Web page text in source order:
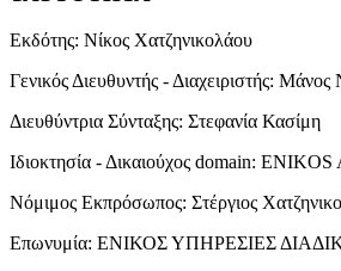
Εκδότης: Νίκος Χατζηνικολάου
Γενικός Διευθυντής - Διαχειριστής: Μάνος
Διευθύντρια Σύνταξης: Στεφανία Κασίμη
Ιδιοκτησία - Δικαιούχος domain: ENIKOS
Νόμιμος Εκπρόσωπος: Στέργιος
Επωνυμία: ΕΝΙΚΟΣ ΥΠΗΡΕΣΙΕΣ